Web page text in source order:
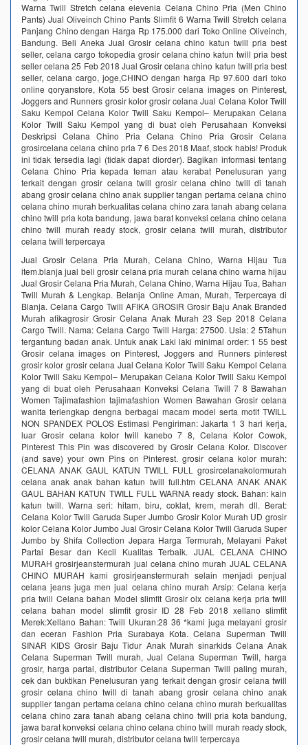
Warna Twill Stretch celana elevenia Celana Chino Pria (Men Chino
Pants) Jual Oliveinch Chino Pants Slimfit 6 Warna Twill Stretch celana
Panjang Chino dengan Harga Rp 175.000 dari Toko Online Oliveinch,
Bandung. Beli Aneka Jual Grosir celana chino katun twill pria best
seller, celana cargo tokopedia grosir celana chino katun twill pria best
seller celana 25 Feb 2018 Jual Grosir celana chino katun twill pria best
seller, celana cargo, joge,CHINO dengan harga Rp 97.600 dari toko
online qoryanstore, Kota 55 best Grosir celana images on Pinterest,
Joggers and Runners grosir kolor grosir celana Jual Celana Kolor Twill
Saku Kempol Celana Kolor Twill Saku Kempol– Merupakan Celana
Kolor Twill Saku Kempol yang di buat oleh Perusahaan Konveksi
Deskripsi Celana Chino Pria Celana Chino Pria Grosir Celana
grosircelana celana chino pria 7 6 Des 2018 Maaf, stock habis! Produk
ini tidak tersedia lagi (tidak dapat diorder). Bagikan informasi tentang
Celana Chino Pria kepada teman atau kerabat Penelusuran yang
terkait dengan grosir celana twill grosir celana chino twill di tanah
abang grosir celana chino anak supplier tangan pertama celana chino
celana chino murah berkualitas celana chino zara tanah abang celana
chino twill pria kota bandung, jawa barat konveksi celana chino celana
chino twill murah ready stock, grosir celana twill murah, distributor
celana twill terpercaya
Jual Grosir Celana Pria Murah, Celana Chino, Warna Hijau Tua
item.blanja jual beli grosir celana pria murah celana chino warna hijau
Jual Grosir Celana Pria Murah, Celana Chino, Warna Hijau Tua, Bahan
Twill Murah & Lengkap. Belanja Online Aman, Murah, Terpercaya di
Blanja. Celana Cargo Twill AFIKA GROSIR Grosir Baju Anak Branded
Murah afikagrosir Grosir Celana Anak Murah 23 Sep 2018 Celana
Cargo Twill. Nama: Celana Cargo Twill Harga: 27500. Usia: 2 5Tahun
tergantung badan anak. Untuk anak Laki laki minimal order: 1 55 best
Grosir celana images on Pinterest, Joggers and Runners pinterest
grosir kolor grosir celana Jual Celana Kolor Twill Saku Kempol Celana
Kolor Twill Saku Kempol– Merupakan Celana Kolor Twill Saku Kempol
yang di buat oleh Perusahaan Konveksi Celana Twill 7 8 Bawahan
Women Tajimafashion tajimafashion Women Bawahan Grosir celana
wanita terlengkap dengna berbagai macam model serta motif TWILL
NON SPANDEX POLOS Estimasi Pengiriman: Jakarta 1 3 hari kerja,
luar Grosir celana kolor twill kanebo 7 8, Celana Kolor Cowok,
Pinterest This Pin was discovered by Grosir Celana Kolor. Discover
(and save) your own Pins on Pinterest. grosir celana kolor murah:
CELANA ANAK GAUL KATUN TWILL FULL grosircelanakolormurah
celana anak anak bahan katun twill full.htm CELANA ANAK ANAK
GAUL BAHAN KATUN TWILL FULL WARNA ready stock. Bahan: kain
katun twill. Warna seri: hitam, biru, coklat, krem, merah dll. Berat:
Celana Kolor Twill Garuda Super Jumbo Grosir Kolor Murah UD grosir
kolor Celana Kolor Jumbo Jual Grosir Celana Kolor Twill Garuda Super
Jumbo by Shifa Collection Jepara Harga Termurah, Melayani Paket
Partai Besar dan Kecil Kualitas Terbaik. JUAL CELANA CHINO
MURAH grosirjeanstermurah jual celana chino murah JUAL CELANA
CHINO MURAH kami grosirjeanstermurah selain menjadi penjual
celana jeans juga men jual celana chino murah Arsip: Celana kerja
pria twill Celana bahan Model slimfit Grosir olx celana kerja pria twill
celana bahan model slimfit grosir ID 28 Feb 2018 xellano slimfit
Merek:Xellano Bahan: Twill Ukuran:28 36 *kami juga melayani grosir
dan eceran Fashion Pria Surabaya Kota. Celana Superman Twill
SINAR KIDS Grosir Baju Tidur Anak Murah sinarkids Celana Anak
Celana Superman Twill murah, Jual Celana Superman Twill, harga
grosir, harga partai, distributor Celana Superman Twill paling murah,
cek dan buktikan Penelusuran yang terkait dengan grosir celana twill
grosir celana chino twill di tanah abang grosir celana chino anak
supplier tangan pertama celana chino celana chino murah berkualitas
celana chino zara tanah abang celana chino twill pria kota bandung,
jawa barat konveksi celana chino celana chino twill murah ready stock,
grosir celana twill murah, distributor celana twill terpercaya